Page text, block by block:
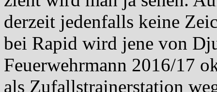
derzeit jedenfalls keine
bei Rapid wird jene von
Feuerwehrmann 2016/17
als Zufallstrainerstation